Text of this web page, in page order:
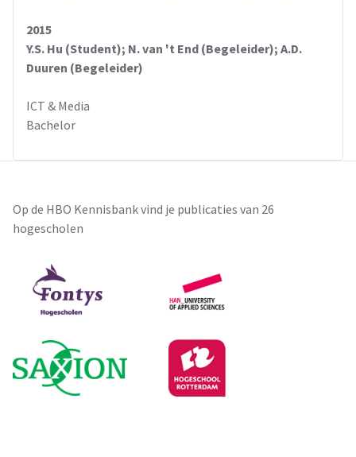
2015
Y.S. Hu (Student); N. van 't End (Begeleider); A.D.
Duuren (Begeleider)
ICT & Media
Bachelor
Op de HBO Kennisbank vind je publicaties van 26
hogescholen